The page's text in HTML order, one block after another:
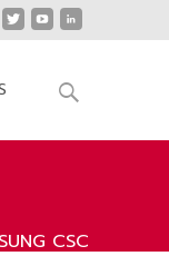
Search
CSC